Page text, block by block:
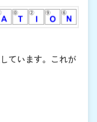
ています。これが